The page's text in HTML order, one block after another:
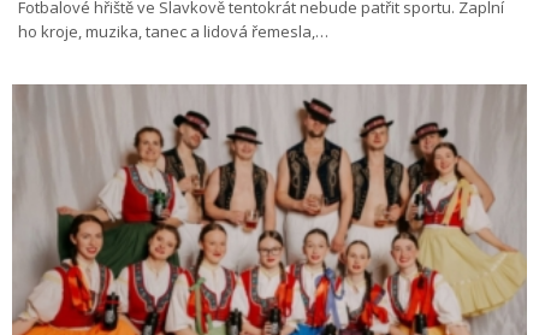
Fotbalové hřiště ve Slavkově tentokrát nebude patřit sportu. Zaplní
ho kroje, muzika, tanec a lidová řemesla,…